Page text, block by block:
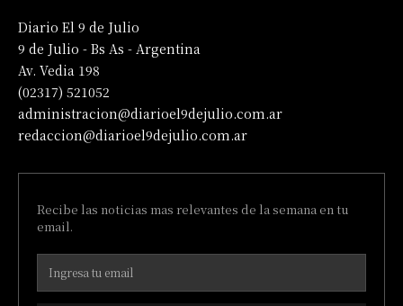
Diario El 9 de Julio
9 de Julio - Bs As - Argentina
Av. Vedia 198
(02317) 521052
administracion@diarioel9dejulio.com.ar
redaccion@diarioel9dejulio.com.ar
Recibe las noticias mas relevantes de la semana en tu
email.